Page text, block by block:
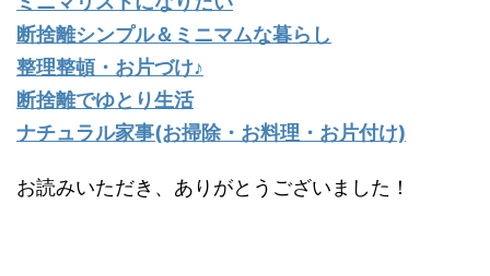
断捨離シンプル＆ミニマムな暮らし
整理整頓・お片づけ♪
断捨離でゆとり生活
ナチュラル家事(お掃除・お料理・お片付け)
お読みいただき、ありがとうございました！